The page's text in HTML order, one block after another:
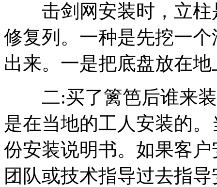
击剑网安装时，立柱
修复列。一种是先挖一
出来。一是把底盘放在
二:买了篱笆后谁来装
是在当地的工人安装的
份安装说明书。如果客
团队或技术指导过去指